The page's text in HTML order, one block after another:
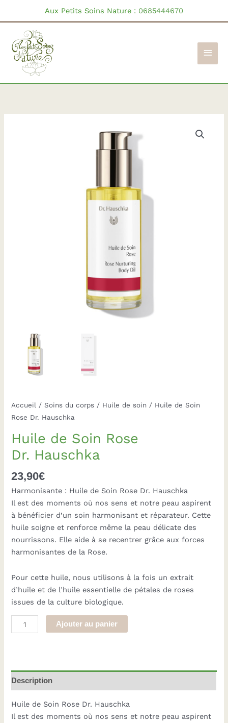
contenu
Aux Petits Soins Nature : 0685444670
Accueil /Soins du corps / Huile de soin / Huile de Soin
Rose Dr. Hauschka
Huile de Soin Rose
Dr. Hauschka
23,90€
Harmonisante : Huile de Soin Rose Dr. Hauschka
Il est des moments où nos sens et notre peau aspirent
à bénéficier d’un soin harmonisant et réparateur. Cette
huile soigne et renforce même la peau délicate des
nourrissons. Elle aide à se recentrer grâce aux forces
harmonisantes de la Rose.
Pour cette huile, nous utilisons à la fois un extrait
d’huile et de l’huile essentielle de pétales de roses
issues de la culture biologique.
quantité
de
Soin
Rose
Ajouter au panier
Description
Huile de Soin Rose Dr. Hauschka
Il est des moments où nos sens et notre peau aspirent